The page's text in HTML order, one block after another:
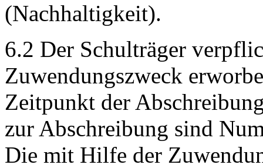
(Nachhaltigkeit).
6.2 Der Schulträger
Zuwendungszweck
Zeitpunkt der
zur Abschreibung sind
Die mit Hilfe der